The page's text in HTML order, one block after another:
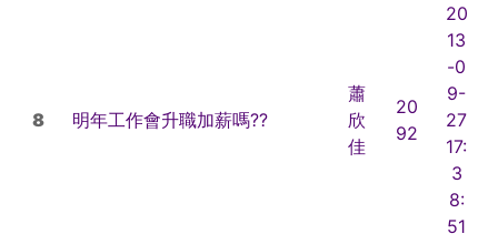
8 明年工作會升職加薪嗎??
蕭
欣
佳
20
92
20
13
-0
9-
27
17:
3
8:
51